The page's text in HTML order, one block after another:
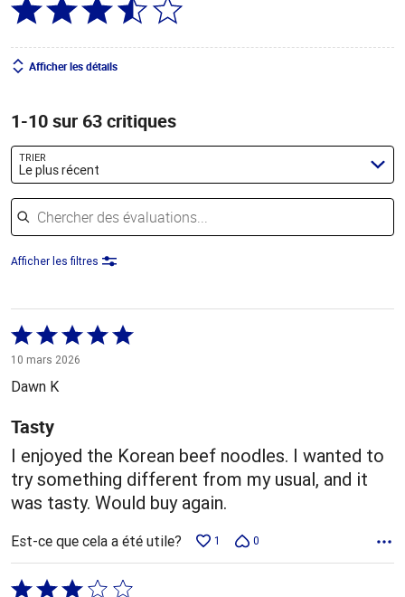
Afficher les détails
1-10 sur 63 critiques
TRIER
Le plus récent
Chercher des évaluations
Afficher les filtres
Coté
5 sur
5
10 mars 2026
Dawn K
Tasty
I enjoyed the Korean beef noodles. I wanted to
try something different from my usual, and it
was tasty. Would buy again.
Est-ce que cela a été utile? 1 0
Coté